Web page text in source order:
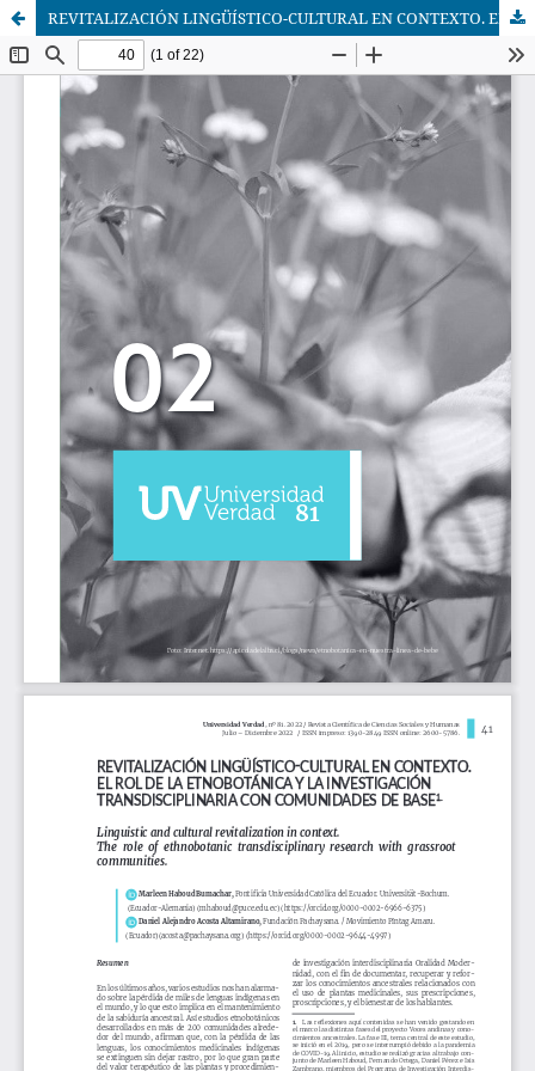
REVITALIZACIÓN LINGÜÍSTICO-CULTURAL EN CONTEXTO. EL ROL DE LA ETNOBOTÁNICA Y LA INVESTIGACIÓN TRANSDISCIPLINARIA CON COMUNIDADES DE BASE